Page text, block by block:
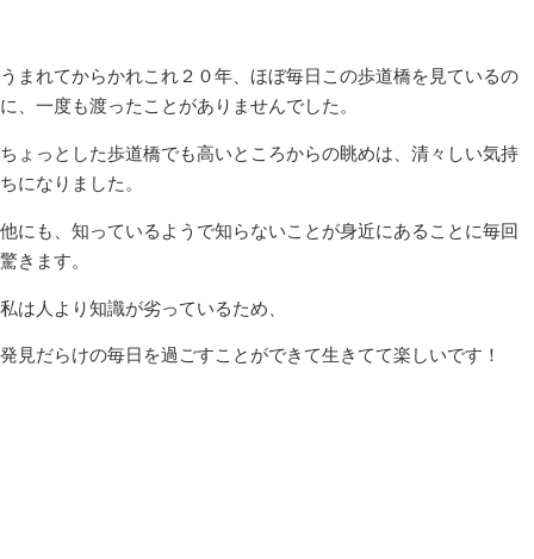
うまれてからかれこれ２０年、ほぼ毎日この歩道橋を見ているの
に、一度も渡ったことがありませんでした。
ちょっとした歩道橋でも高いところからの眺めは、清々しい気持
ちになりました。
他にも、知っているようで知らないことが身近にあることに毎回
驚きます。
私は人より知識が劣っているため、
発見だらけの毎日を過ごすことができて生きてて楽しいです！